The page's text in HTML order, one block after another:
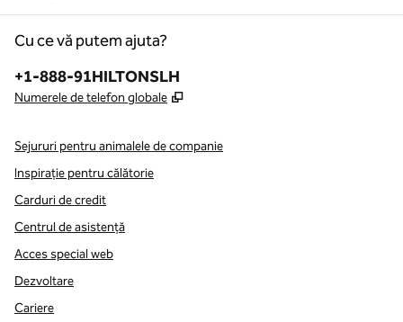
Cu ce vă putem ajuta?
Telefon:
+1-888-91HILTONSLH
Numerele de telefon globale ,
Sejururi pentru animalele de companie
Inspirație pentru călătorie
Carduri de credit
Centrul de asistență
Acces special web
Dezvoltare
Cariere